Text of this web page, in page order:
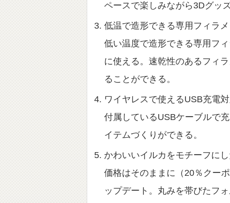
ペースで楽しみながら3Dグッ
低温で造形できる専用フィラ
低い温度で造形できる専用フ
に使える。速乾性のあるフィ
ることができる。
ワイヤレスで使えるUSB充電
付属しているUSBケーブルで
イテムづくりができる。
かわいいイルカをモチーフに
価格はそのままに（20％クー
ップデート。丸みを帯びたフ